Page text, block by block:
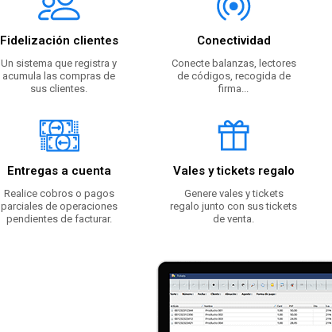
Fidelización clientes
Un sistema que registra y
acumula las compras de
sus clientes.
Conectividad
Conecte balanzas, lectores
de códigos, recogida de
firma...
Entregas a cuenta
Realice cobros o pagos
parciales de operaciones
pendientes de facturar.
Vales y tickets regalo
Genere vales y tickets
regalo junto con sus tickets
de venta.